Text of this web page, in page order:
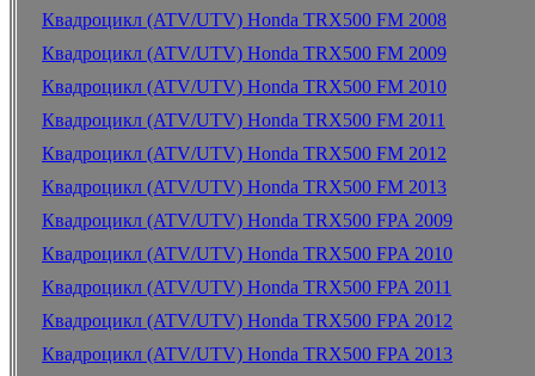
Квадроцикл (ATV/UTV) Honda TRX500 FM 2008
Квадроцикл (ATV/UTV) Honda TRX500 FM 2009
Квадроцикл (ATV/UTV) Honda TRX500 FM 2010
Квадроцикл (ATV/UTV) Honda TRX500 FM 2011
Квадроцикл (ATV/UTV) Honda TRX500 FM 2012
Квадроцикл (ATV/UTV) Honda TRX500 FM 2013
Квадроцикл (ATV/UTV) Honda TRX500 FPA 2009
Квадроцикл (ATV/UTV) Honda TRX500 FPA 2010
Квадроцикл (ATV/UTV) Honda TRX500 FPA 2011
Квадроцикл (ATV/UTV) Honda TRX500 FPA 2012
Квадроцикл (ATV/UTV) Honda TRX500 FPA 2013